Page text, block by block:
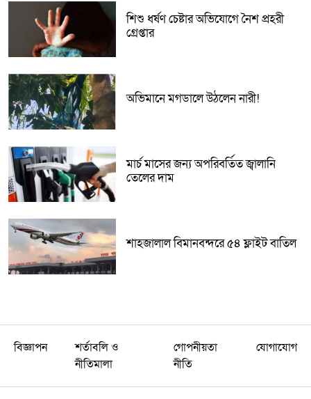
শিশু ধর্ষণ চেষ্টার অভিযোগে নৈশ প্রহরী
গ্রেপ্তার
অভিমানে মগডালে উঠলেন নারী!
মার্চ মাসের জন্য অপরিবর্তিত জ্বালানি
তেলের দাম
শাহজালাল বিমানবন্দরে ৫৪ ফ্লাইট বাতিল
বিজ্ঞাপন
শর্তাবলি ও
নীতিমালা
গোপনীয়তা
নীতি
যোগাযোগ